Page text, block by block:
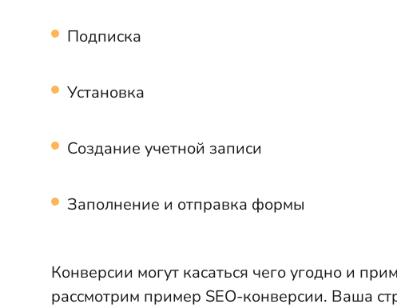
Подписка
Установка
Создание учетной записи
Заполнение и отправка формы
Конверсии могут касаться чего угодно и
рассмотрим пример SEO-конверсии. Ваша